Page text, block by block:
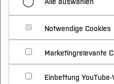
Studienangebote
Masterstudiengänge
Vor dem Studium
Bewerben &
Bewerbungsportal
Im Studium
Studienbüros und
Nach dem
Forschung &
Profil
Forschungs- und
Schwerpunkte (FuT)
Beratung &
Nachhaltigkeit
Nachhaltigkeit
International
Als Vertragspartner für
Nordrhein-Westfalen
Rahmen der
zu stellen. Dazu steht
Rechnungsportal NRW
Alle auswählen
Notwendige Cookies
Marketingrelevante
Einbettung YouTube-